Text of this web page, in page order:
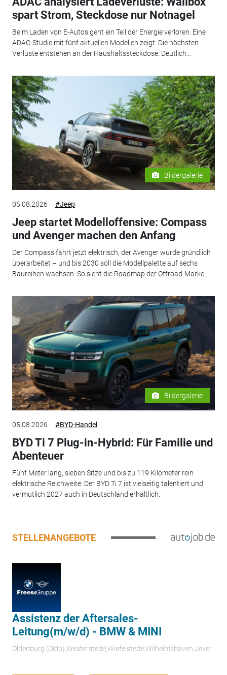
spart Strom, Steckdose nur Notnagel
Beim Laden von E-Autos geht ein Teil der Energie verloren. Eine
ADAC-Studie mit fünf aktuellen Modellen zeigt: Die höchsten
Verluste entstehen an der Haushaltssteckdose. Deutlich...
Bildergalerie
05.08.2026 #Jeep
Jeep startet Modelloffensive: Compass
und Avenger machen den Anfang
Der Compass fährt jetzt elektrisch, der Avenger wurde gründlich
überarbeitet – und bis 2030 soll die Modellpalette auf sechs
Baureihen wachsen. So sieht die Roadmap der Offroad-Marke...
Bildergalerie
05.08.2026 #BYD-Handel
BYD Ti 7 Plug-in-Hybrid: Für Familie und
Abenteuer
Fünf Meter lang, sieben Sitze und bis zu 119 Kilometer rein
elektrische Reichweite: Der BYD Ti 7 ist vielseitig talentiert und
vermutlich 2027 auch in Deutschland erhältlich.
STELLENANGEBOTE
Assistenz der Aftersales-
Leitung(m/w/d) - BMW & MINI
Oldenburg (Oldb);Westerstede;Wiefelstede;Wilhelmshaven;Jever